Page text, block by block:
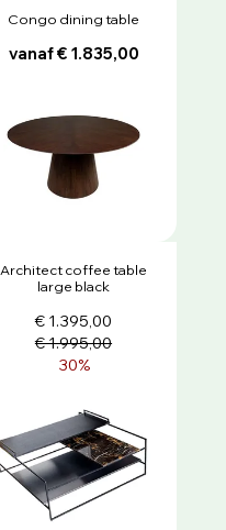
Congo dining table
vanaf € 1.835,00
Architect coffee table
large black
€ 1.395,00
€ 1.995,00
30%